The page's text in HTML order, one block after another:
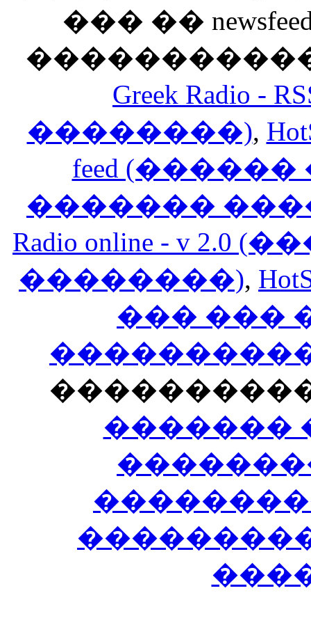
��� ��
Greek Radio
��������),
feed
�������
Radio online - v
��������),
��� ���
�������